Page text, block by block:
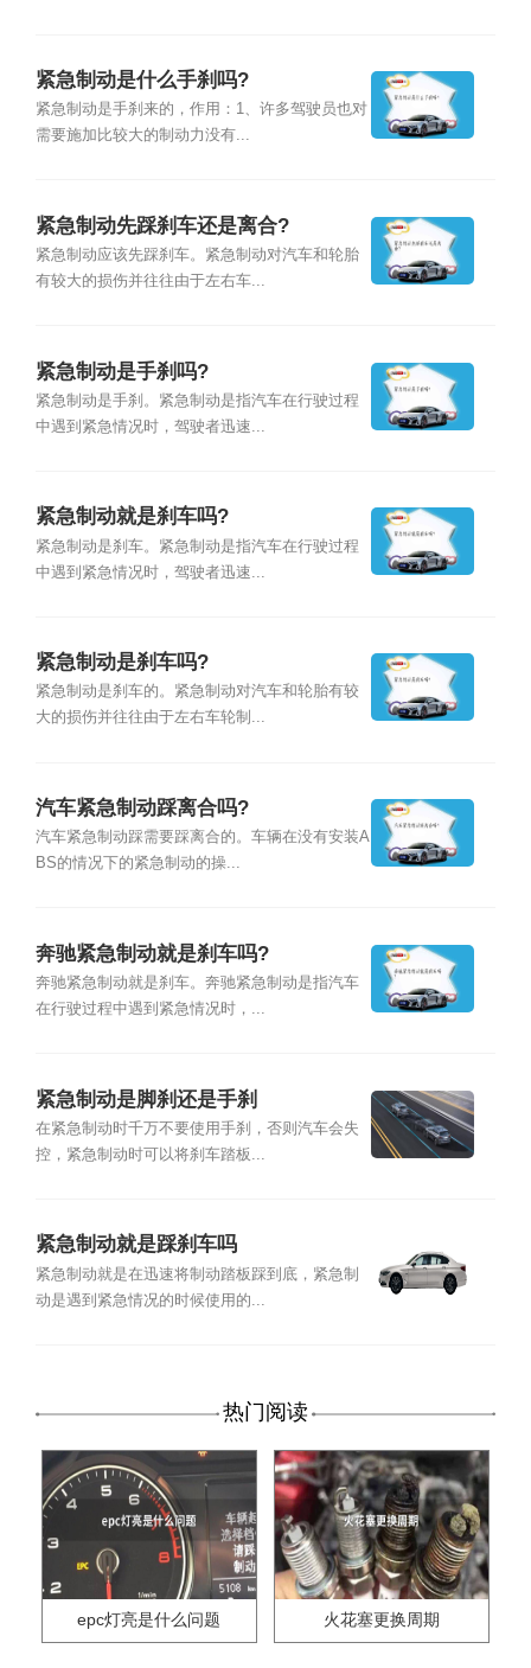
紧急制动是什么手刹吗?
紧急制动是手刹来的，作用：1、许多驾驶员也对
需要施加比较大的制动力没有...
紧急制动先踩刹车还是离合?
紧急制动应该先踩刹车。紧急制动对汽车和轮胎
有较大的损伤并往往由于左右车...
紧急制动是手刹吗?
紧急制动是手刹。紧急制动是指汽车在行驶过程
中遇到紧急情况时，驾驶者迅速...
紧急制动就是刹车吗?
紧急制动是刹车。紧急制动是指汽车在行驶过程
中遇到紧急情况时，驾驶者迅速...
紧急制动是刹车吗?
紧急制动是刹车的。紧急制动对汽车和轮胎有较
大的损伤并往往由于左右车轮制...
汽车紧急制动踩离合吗?
汽车紧急制动踩需要踩离合的。车辆在没有安装A
BS的情况下的紧急制动的操...
奔驰紧急制动就是刹车吗?
奔驰紧急制动就是刹车。奔驰紧急制动是指汽车
在行驶过程中遇到紧急情况时，...
紧急制动是脚刹还是手刹
在紧急制动时千万不要使用手刹，否则汽车会失
控，紧急制动时可以将刹车踏板...
紧急制动就是踩刹车吗
紧急制动就是在迅速将制动踏板踩到底，紧急制
动是遇到紧急情况的时候使用的...
热门阅读
epc灯亮是什么问题 火花塞更换周期